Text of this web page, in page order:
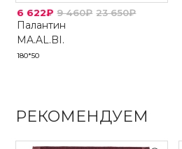
6 622₽ 9 460₽ 23 650₽
Палантин
MA.AL.BI.
180*50
РЕКОМЕНДУЕМ